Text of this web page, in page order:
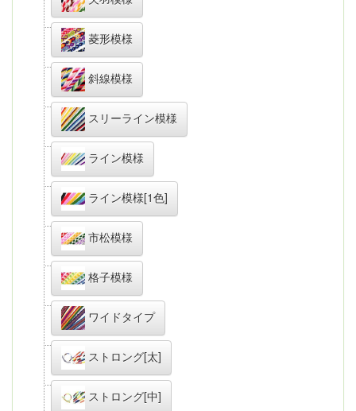
菱形模様
斜線模様
スリーライン模様
ライン模様
ライン模様[1色]
市松模様
格子模様
ワイドタイプ
ストロング[太]
ストロング[中]